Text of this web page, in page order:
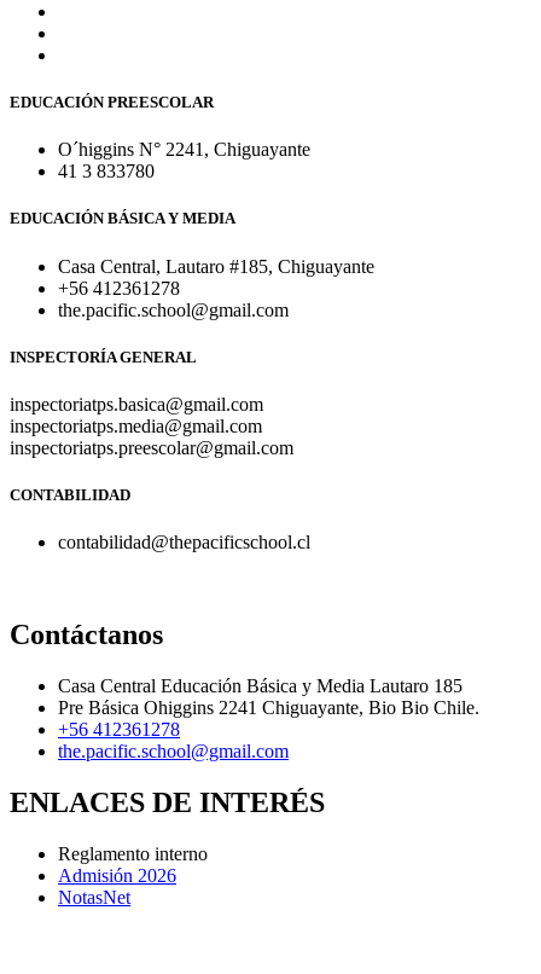
EDUCACIÓN PREESCOLAR
O´higgins N° 2241, Chiguayante
41 3 833780
EDUCACIÓN BÁSICA Y MEDIA
Casa Central, Lautaro #185, Chiguayante
+56 412361278
the.pacific.school@gmail.com
INSPECTORÍA GENERAL
inspectoriatps.basica@gmail.com
inspectoriatps.media@gmail.com
inspectoriatps.preescolar@gmail.com
CONTABILIDAD
contabilidad@thepacificschool.cl
Contáctanos
Casa Central Educación Básica y Media Lautaro 185
Pre Básica Ohiggins 2241 Chiguayante, Bio Bio Chile.
+56 412361278
the.pacific.school@gmail.com
ENLACES DE INTERÉS
Reglamento interno
Admisión 2026
NotasNet